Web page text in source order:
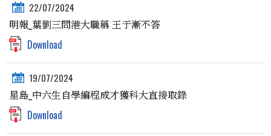
22/07/2024
明報_葉劉三問港大職稱 王于漸不答
Download
19/07/2024
星島_中六生自學編程成才獲科大直接取錄
Download